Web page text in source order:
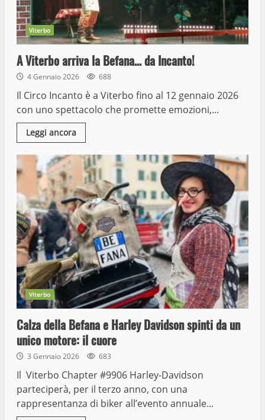
Viterbo
A Viterbo arriva la Befana… da Incanto!
4 Gennaio 2026 688
Il Circo Incanto è a Viterbo fino al 12 gennaio 2026
con uno spettacolo che promette emozioni,...
Leggi ancora
Viterbo
Calza della Befana e Harley Davidson spinti da un
unico motore: il cuore
3 Gennaio 2026 683
Il Viterbo Chapter #9906 Harley-Davidson
parteciperà, per il terzo anno, con una
rappresentanza di biker all’evento annuale...